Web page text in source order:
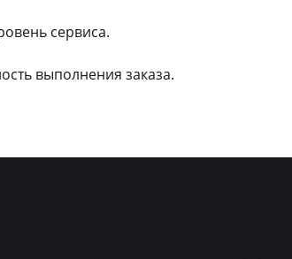
сервиса.
выполнения заказа.